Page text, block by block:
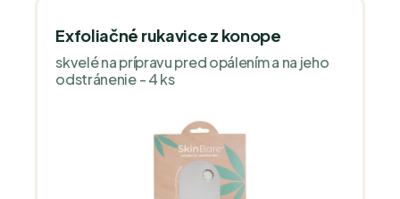
Exfoliačné rukavice z konope
skvelé na prípravu pred opálením a na jeho
odstránenie - 4 ks